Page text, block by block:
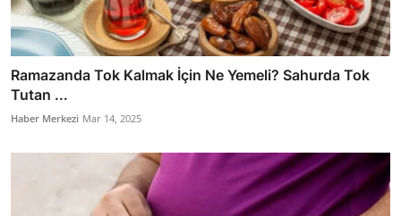
Ramazanda Tok Kalmak İçin Ne Yemeli? Sahurda Tok
Tutan ...
Haber Merkezi Mar 14, 2025